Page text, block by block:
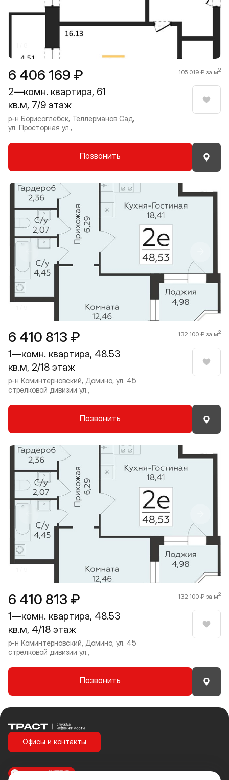
6 406 169 ₽ 105 019 ₽ за м2
2—комн. квартира, 61
кв.м, 7/9 этаж
р-н Борисоглебск, Теллерманов Сад,
ул. Просторная ул.,
Позвонить
6 410 813 ₽ 132 100 ₽ за м2
1—комн. квартира, 48.53
кв.м, 2/18 этаж
р-н Коминтерновский, Домино, ул. 45
стрелковой дивизии ул.,
Позвонить
Прокрутить влево
6 410 813 ₽ 132 100 ₽ за м2
1—комн. квартира, 48.53
кв.м, 4/18 этаж
р-н Коминтерновский, Домино, ул. 45
стрелковой дивизии ул.,
Позвонить
Прокрутить влево
Траст | Служба недвижимости
Офисы и контакты
made inINTRID